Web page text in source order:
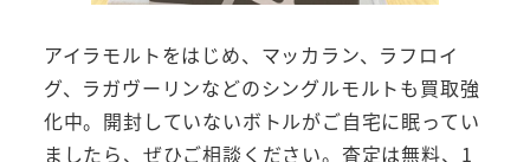
アイラモルトをはじめ、マッカラン、ラフロイ
グ、ラガヴーリンなどのシングルモルトも買取強
化中。開封していないボトルがご自宅に眠ってい
ましたら、ぜひご相談ください。査定は無料、1